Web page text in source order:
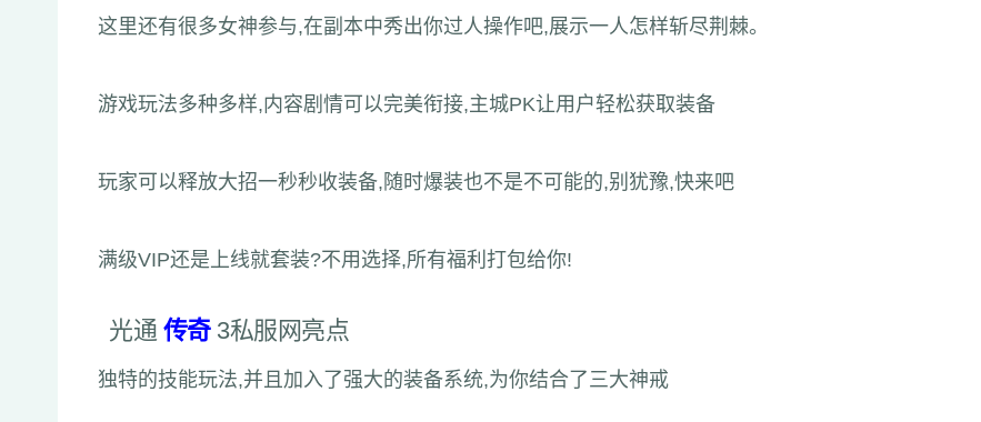
这里还有很多女神参与,在副本中秀出你过人操作吧,展示一人怎样斩尽荆棘。
游戏玩法多种多样,内容剧情可以完美衔接,主城PK让用户轻松获取装备
玩家可以释放大招一秒秒收装备,随时爆装也不是不可能的,别犹豫,快来吧
满级VIP还是上线就套装?不用选择,所有福利打包给你!
光通 传奇 3私服网亮点
独特的技能玩法,并且加入了强大的装备系统,为你结合了三大神戒